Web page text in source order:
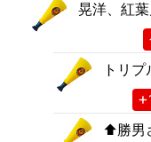
晃洋、紅
トリ
⬆️勝男